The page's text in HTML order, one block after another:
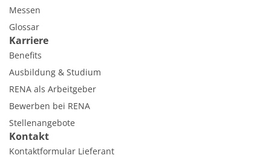
Messen
Glossar
Karriere
Benefits
Ausbildung & Studium
RENA als Arbeitgeber
Bewerben bei RENA
Stellenangebote
Kontakt
Kontaktformular Lieferant